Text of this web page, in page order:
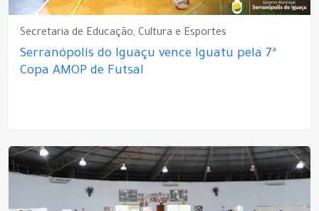
Secretaria de Educação, Cultura e Esportes
Serranópolis do Iguaçu vence Iguatu pela 7ª
Copa AMOP de Futsal